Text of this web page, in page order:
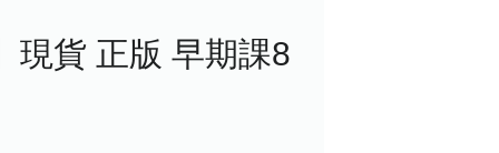
現貨 正版 早期課8